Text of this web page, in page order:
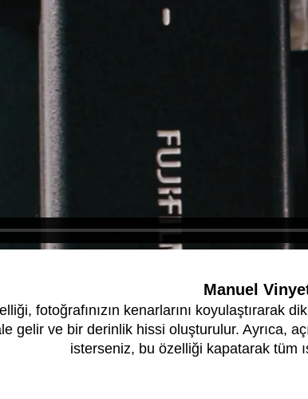
Manuel
fotoğrafınızın kenarlarını koyulaştırarak
gelir ve bir derinlik hissi oluşturulur. Ayrıca,
isterseniz, bu özelliği kapatarak tüm